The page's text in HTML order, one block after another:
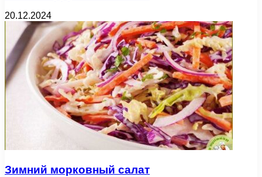
20.12.2024
Зимний морковный салат